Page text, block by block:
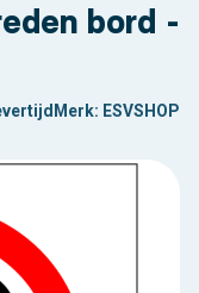
bord -
Merk: ESVSHOP